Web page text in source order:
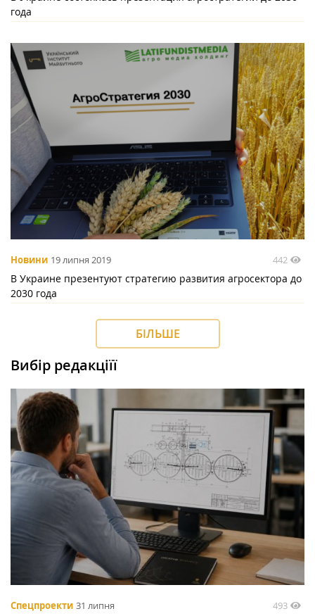
года
Новини 19 липня 2019 442
В Украине презентуют стратегию развития агросектора до
2030 года
БІЛЬШЕ
Вибір редакціїї
Спецпроекти 31 липня 493